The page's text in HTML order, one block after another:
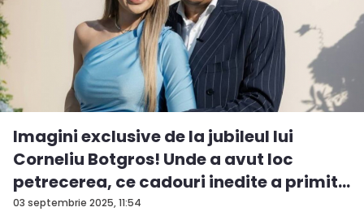
03 septembrie 2025, 11:54
Imagini exclusive de la jubileul lui
Corneliu Botgros! Unde a avut loc
petrecerea, ce cadouri inedite a primit...